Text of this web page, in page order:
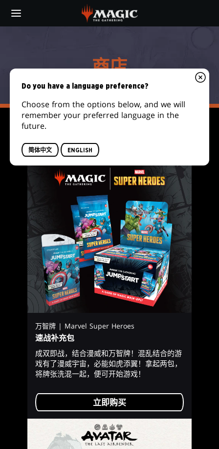
main
商店
万智牌 | Marvel Super Heroes
速战补充包
成双即战，结合漫威和万智牌！混乱结合的游
戏有了漫威宇宙，必能如虎添翼！拿起两包，
将牌张洗混一起，便可开始游戏！
立即购买
Do you have a language preference?
Choose from the options below, and we will
remember your preferred language in the
future.
简体中文 ENGLISH